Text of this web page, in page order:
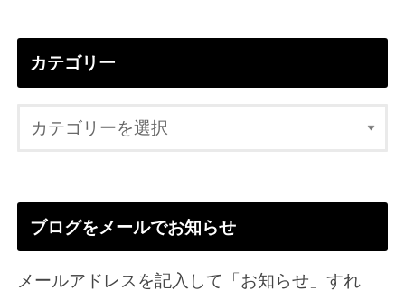
カテゴリー
ブログをメールでお知らせ
メールアドレスを記入して「お知らせ」すれ